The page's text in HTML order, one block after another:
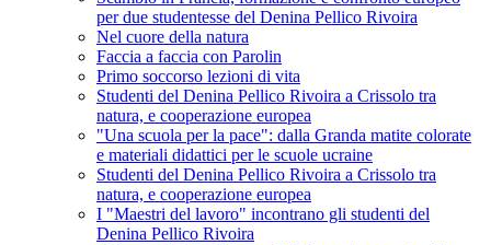
per due studentesse del Denina Pellico Rivoira
Nel cuore della natura
Faccia a faccia con Parolin
Primo soccorso lezioni di vita
Studenti del Denina Pellico Rivoira a Crissolo tra
natura, e cooperazione europea
"Una scuola per la pace": dalla Granda matite colorate
e materiali didattici per le scuole ucraine
Studenti del Denina Pellico Rivoira a Crissolo tra
natura, e cooperazione europea
I "Maestri del lavoro" incontrano gli studenti del
Denina Pellico Rivoira